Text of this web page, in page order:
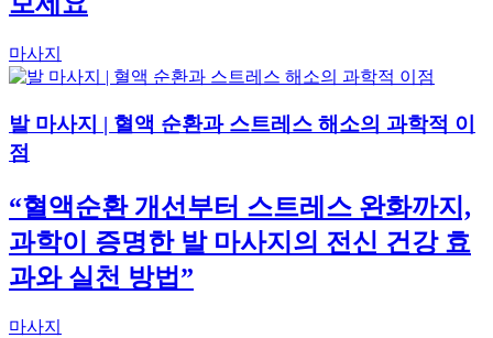
마사지
발 마사지 | 혈액 순환과 스트레스 해소의 과학적 이
점
“혈액순환 개선부터 스트레스 완화까지,
과학이 증명한 발 마사지의 전신 건강 효
과와 실천 방법”
마사지